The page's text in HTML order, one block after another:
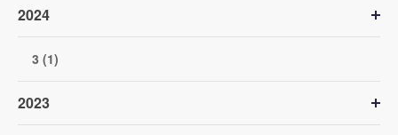
2024
3 (1)
2023